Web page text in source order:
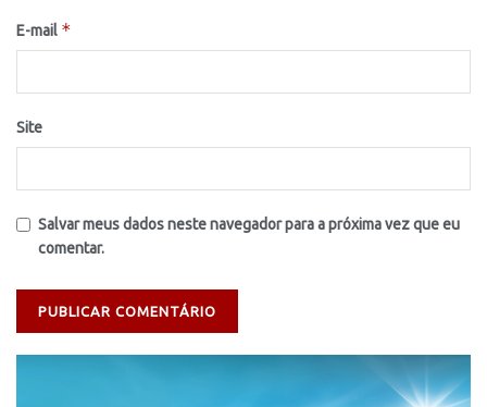
E-mail *
Site
Salvar meus dados neste navegador para a próxima vez que eu
comentar.